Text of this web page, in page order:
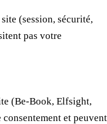
(session, sécurité,
pas votre
(Be-Book, Elfsight,
et peuvent